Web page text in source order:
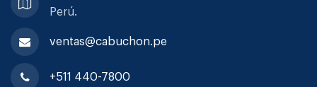
Perú.
ventas@cabuchon.pe
+511 440-7800